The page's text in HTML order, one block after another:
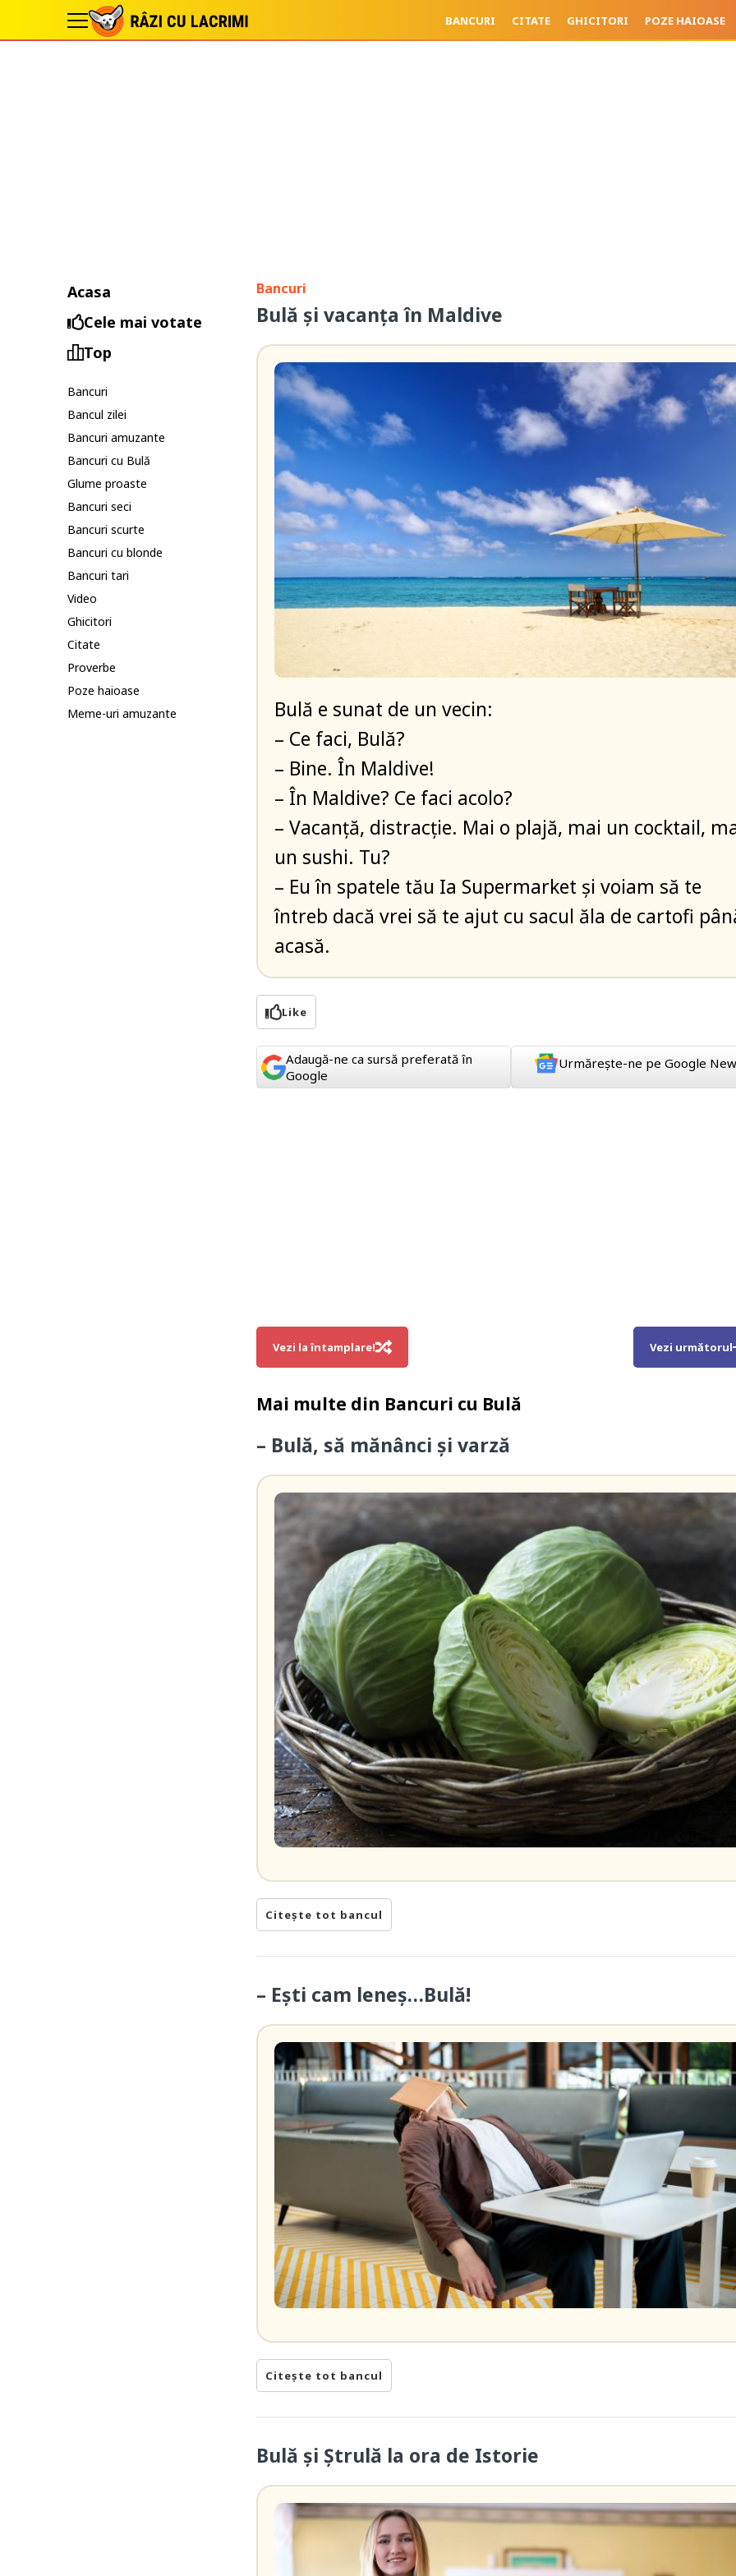
BANCURI CITATE GHICITORI POZE HAIOASE
Acasa
Cele mai votate
Top
Bancuri
Bancul zilei
Bancuri amuzante
Bancuri cu Bulă
Glume proaste
Bancuri seci
Bancuri scurte
Bancuri cu blonde
Bancuri tari
Video
Ghicitori
Citate
Proverbe
Poze haioase
Meme-uri amuzante
Bancuri
Bulă și vacanța în Maldive
Bulă e sunat de un vecin:
– Ce faci, Bulă?
– Bine. În Maldive!
– În Maldive? Ce faci acolo?
– Vacanță, distracție. Mai o plajă, mai un cocktail,
un sushi. Tu?
– Eu în spatele tău Ia Supermarket și voiam să te
întreb dacă vrei să te ajut cu sacul ăla de cartofi
acasă.
Like
Adaugă-ne ca sursă preferată în
Google
Urmărește-ne pe Google
Vezi la întamplare! Vezi următorul
Mai multe din Bancuri cu Bulă
– Bulă, să mănânci și varză
Citește tot bancul
– Eşti cam leneş…Bulă!
Citește tot bancul
Bulă și Ștrulă la ora de Istorie